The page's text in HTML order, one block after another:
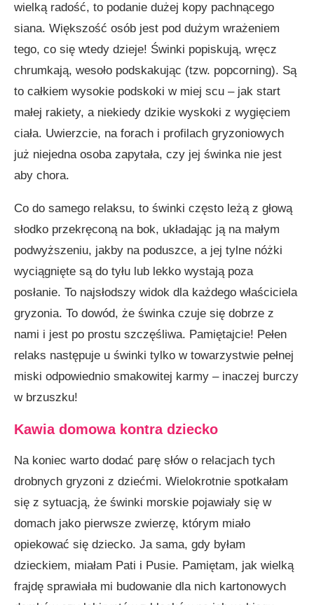
wielką radość, to podanie dużej kopy pachnącego
siana. Większość osób jest pod dużym wrażeniem
tego, co się wtedy dzieje! Świnki popiskują, wręcz
chrumkają, wesoło podskaku­jąc (tzw. popcorning). Są
to całkiem wysokie podskoki w miej scu – jak start
małej rakiety, a niekiedy dzikie wyskoki z wy­gięciem
ciała. Uwierzcie, na forach i profilach gryzoniowych
już niejedna osoba zapytała, czy jej świnka nie jest
aby chora.
Co do samego relaksu, to świnki często leżą z głową
słodko przekręconą na bok, układając ją na małym
podwyż­szeniu, jakby na poduszce, a jej tylne nóżki
wyciągnięte są do tyłu lub lekko wystają poza
posłanie. To najsłodszy widok dla każdego właściciela
gryzonia. To dowód, że świn­ka czuje się dobrze z
nami i jest po prostu szczęśliwa. Pamię­tajcie! Pełen
relaks następuje u świnki tylko w towarzystwie pełnej
miski odpowiednio smakowitej karmy – inaczej burczy
w brzuszku!
Kawia domowa kontra dziecko
Na koniec warto dodać parę słów o relacjach tych
drobnych gryzoni z dziećmi. Wielokrotnie spotkałam
się z sytu­acją, że świnki morskie pojawiały się w
domach jako pierwsze zwierzę, którym miało
opiekować się dziecko. Ja sama, gdy by­łam
dzieckiem, miałam Pati i Pusie. Pamiętam, jak wielką
frajdę sprawiała mi budowanie dla nich kartonowych